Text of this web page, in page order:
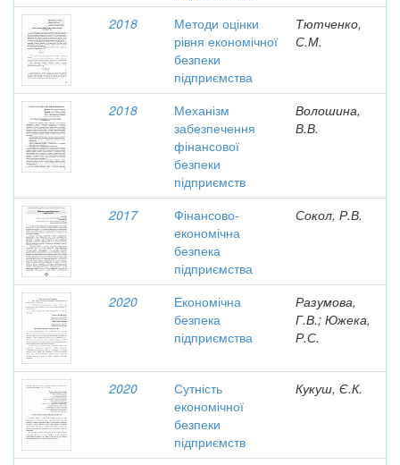
2018
Методи оцінки
рівня економічної
безпеки
підприємства
Тютченко,
С.М.
2018
Механізм
забезпечення
фінансової
безпеки
підприємств
Волошина,
В.В.
2017
Фінансово-
економічна
безпека
підприємства
Сокол, Р.В.
2020
Економічна
безпека
підприємства
Разумова,
Г.В.; Южека,
Р.С.
2020
Сутність
економічної
безпеки
підприємств
Кукуш, Є.К.